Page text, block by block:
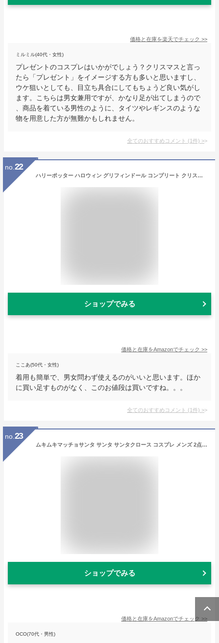
価格と在庫を楽天でチェック >>
ミルミル(40代・女性)
プレゼントのコスプレはいかがでしょう？クリスマスと言っ
たら「プレゼント」をイメージする方も多いと思いますし、
ウケ狙いとしても、目立ち具合にしてもちょうど良い気がし
ます。こちらは男女兼用ですが、かなり足が出てしまうので
、商品を着ている男性のように、タイツやレギンスのような
物を用意した方が無難かもしれません。
全てのおすすめコメント (1件) >
no. 22
ハリーポッター ハロウィン グリフィンドール コンプリート クリスマス 衣装5点セット コスプレ コスチューム（ローブ + 眼鏡 + ネクタイ +スカーフ+魔法の杖） (M)
ショップでみる
価格と在庫をAmazonでチェック >>
ここあ(50代・女性)
着用も簡単で、男女問わず使えるのがいいと思います。ほか
に買い足すものがなく、このお値段は買いですね。。。
全てのおすすめコメント (1件) >
no. 23
ムキムキマッチョサンタ サンタ サンタクロース コスプレ メンズ 2点セット
ショップでみる
価格と在庫をAmazonでチェック >>
OCO(70代・男性)